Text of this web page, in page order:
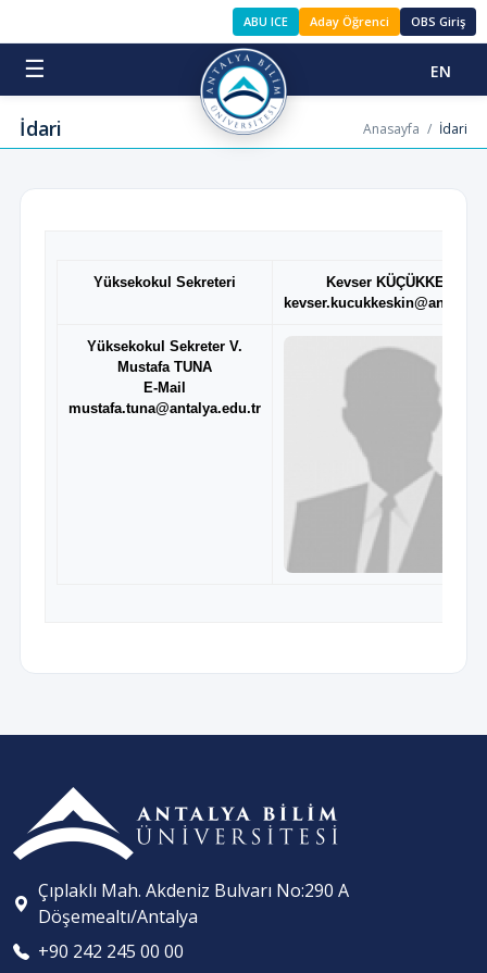
ABU ICE Aday Öğrenci OBS Giriş
☰ EN
İdari Anasayfa / İdari
Yüksekokul Sekreteri
Kevser KÜÇÜKKESKİN
Yüksekokul Sekreter V.
Mustafa TUNA
E-Mail
mustafa.tuna@antalya.edu.tr
Çıplaklı Mah. Akdeniz Bulvarı No:290 A
Döşemealtı/Antalya
+90 242 245 00 00